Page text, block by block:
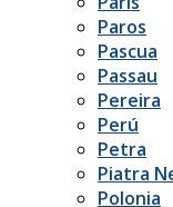
Paros
Pascua
Passau
Pereira
Perú
Petra
Piatra
Polonia